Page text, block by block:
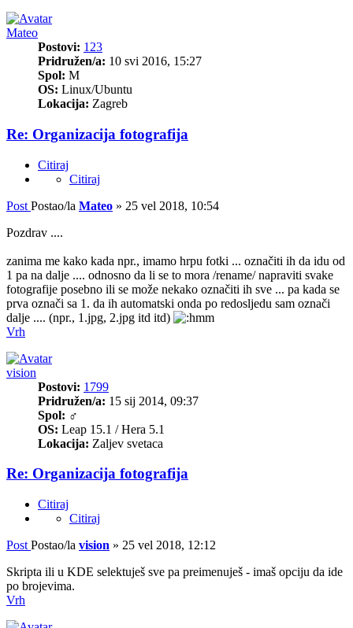
Mateo
Postovi: 123
Pridružen/a: 10 svi 2016, 15:27
Spol: M
OS: Linux/Ubuntu
Lokacija: Zagreb
Re: Organizacija fotografija
Citiraj
Citiraj
Post Postao/la Mateo » 25 vel 2018, 10:54
Pozdrav ....
zanima me kako kada npr., imamo hrpu fotki ... označiti ih da idu od
1 pa na dalje .... odnosno da li se to mora /rename/ napraviti svake
fotografije posebno ili se može nekako označiti ih sve ... pa kada se
prva označi sa 1. da ih automatski onda po redosljedu sam označi
dalje .... (npr., 1.jpg, 2.jpg itd itd)
Vrh
vision
Postovi: 1799
Pridružen/a: 15 sij 2014, 09:37
Spol: ♂
OS: Leap 15.1 / Hera 5.1
Lokacija: Zaljev svetaca
Re: Organizacija fotografija
Citiraj
Citiraj
Post Postao/la vision » 25 vel 2018, 12:12
Skripta ili u KDE selektuješ sve pa preimenuješ - imaš opciju da ide
po brojevima.
Vrh